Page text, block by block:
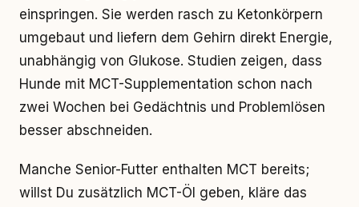
einspringen. Sie werden rasch zu Ketonkörpern
umgebaut und liefern dem Gehirn direkt Energie,
unabhängig von Glukose. Studien zeigen, dass
Hunde mit MCT-Supplementation schon nach
zwei Wochen bei Gedächtnis und Problemlösen
besser abschneiden.
Manche Senior-Futter enthalten MCT bereits;
willst Du zusätzlich MCT-Öl geben, kläre das